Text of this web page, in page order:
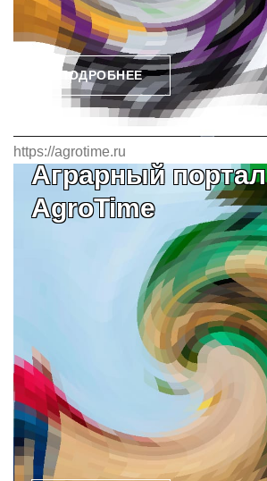
ПОДРОБНЕЕ
https://agrotime.ru
Аграрный портал
AgroTime